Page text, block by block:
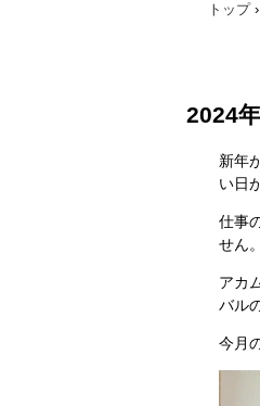
トップ ›
2024
新年
い日
仕事
せん。
アカ
バル
今月